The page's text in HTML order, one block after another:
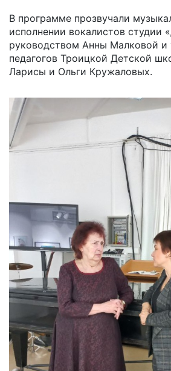
В программе прозвучали
исполнении вокалистов студии
руководством Анны Малковой и
педагогов Троицкой Детской
Ларисы и Ольги Кружаловых.